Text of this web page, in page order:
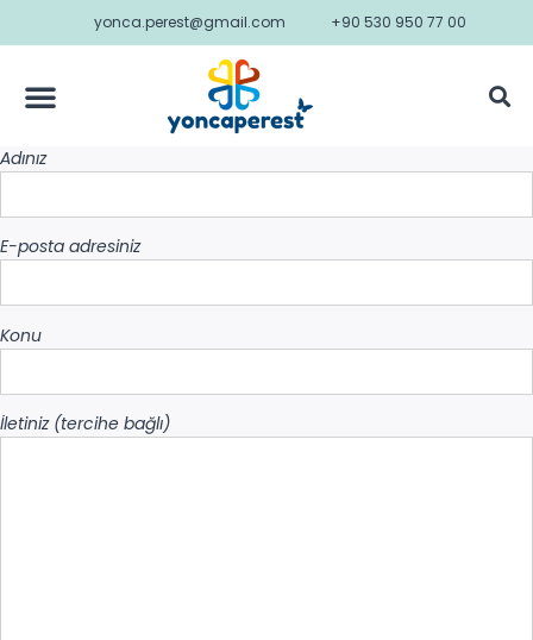
yonca.perest@gmail.com +90 530 950 77 00
Adınız
E-posta adresiniz
Konu
İletiniz (tercihe bağlı)